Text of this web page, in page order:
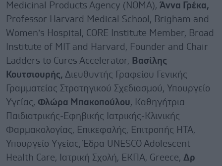
Medicinal Products Agency (NOMA), Άννα Γρέκα,
Professor Harvard Medical School, Brigham and
Women’s Hospital, CORE Institute Member, Broad
Institute of MIT and Harvard, Founder and Chair
Ladders to Cures Accelerator, Βασίλης
Κουτσιουρής, Διευθυντής Γραφείου Γενικής
Γραμματείας Στρατηγικού Σχεδιασμού, Υπουργείο
Υγείας, Φλώρα Μπακοπούλου, Καθηγήτρια
Παιδιατρικής-Εφηβικής Ιατρικής-Κλινικής
Φαρμακολογίας, Επικεφαλής, Επιτροπής HTA,
Υπουργείο Υγείας, Έδρα UNESCO Adolescent
Health Care, Ιατρική Σχολή, ΕΚΠΑ, Greece, Δρ